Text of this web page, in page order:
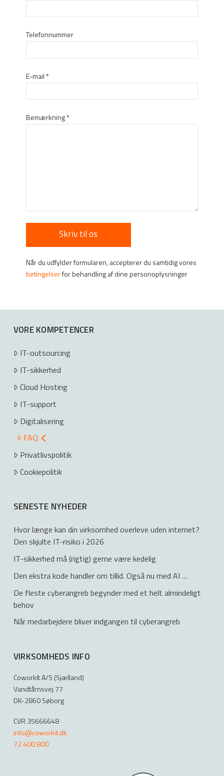
Telefonnummer
E-mail *
Bemærkning*
Når du udfylder formularen, accepterer du samtidig vores
betingelserfor behandling af dine personoplysninger
VORE KOMPETENCER
IT-outsourcing
IT-sikkerhed
Cloud Hosting
IT-support
Digitalisering
FAQ
Privatlivspolitik
Cookiepolitik
SENESTE NYHEDER
Hvor længe kan din virksomhed overleve uden internet?
Den skjulte IT-risiko i 2026
IT-sikkerhed må (rigtig) gerne være kedelig
Den ekstra kode handler om tillid. Også nu med AI …
De fleste cyberangreb begynder med et helt almindeligt
behov
Når medarbejdere bliver indgangen til cyberangreb
VIRKSOMHEDS INFO
CoworkIt A/S (Sjælland)
Vandtårnsvej 77
DK-2860 Søborg
CVR 35666648
info@coworkit.dk
72 400 800